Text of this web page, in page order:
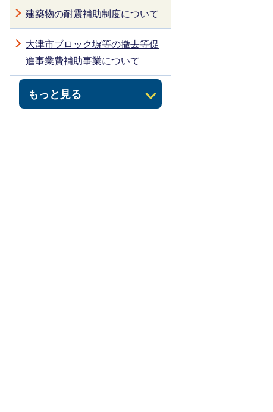
もっと見る
建築物の耐震補助制度について
大津市ブロック塀等の撤去等促
進事業費補助事業について